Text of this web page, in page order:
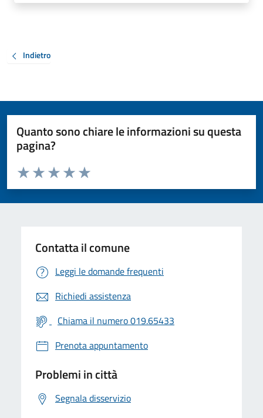
Indietro
Quanto sono chiare le informazioni su questa
pagina?
Valuta da 1 a 5 stelle la pagina
Valuta 5 stelle su 5
Valuta 4 stelle su 5
Valuta 3 stelle su 5
Valuta 2 stelle su 5
Valuta 1 stelle su 5
Contatta il comune
Leggi le domande frequenti
Richiedi assistenza
Chiama il numero 019.65433
Prenota appuntamento
Problemi in città
Segnala disservizio